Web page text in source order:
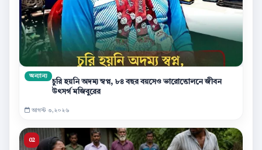
অন্যান্য
চুরি হয়নি অদম্য স্বপ্ন, ৮৪ বছর বয়সেও ভারোত্তোলনে জীবন
উৎসর্গ মজিবুরের
আগস্ট ৩,২০২৬